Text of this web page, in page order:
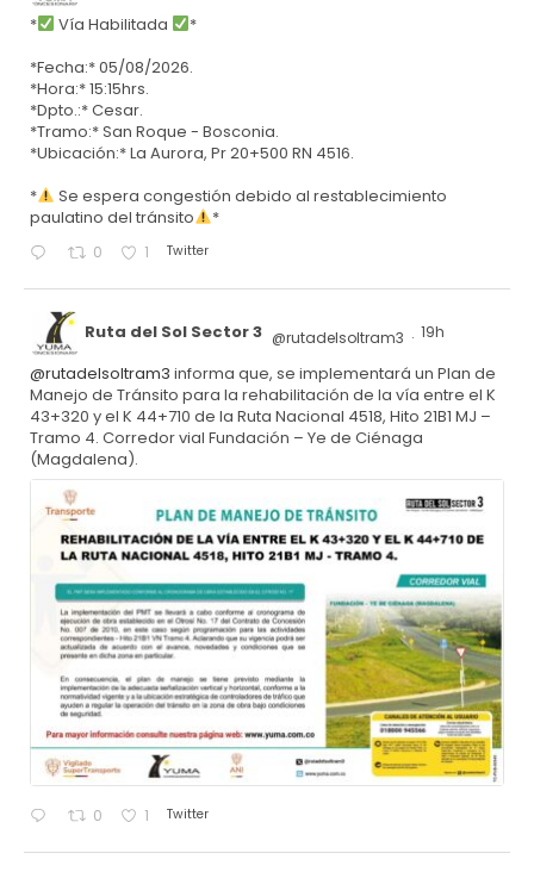
* Vía Habilitada
*
*Fecha:* 05/08/2026.
*Hora:* 15:15hrs.
*Dpto.:* Cesar.
*Tramo:* San Roque - Bosconia.
*Ubicación:* La Aurora, Pr 20+500 RN 4516.
*
Se espera congestión debido al restablecimiento
paulatino del tránsito
*
0 1 Twitter
Ruta del Sol Sector 3 @rutadelsoltram3 · 19h
@rutadelsoltram3 informa que, se implementará un Plan de
Manejo de Tránsito para la rehabilitación de la vía entre el K
43+320 y el K 44+710 de la Ruta Nacional 4518, Hito 21B1 MJ –
Tramo 4. Corredor vial Fundación – Ye de Ciénaga
(Magdalena).
0 1 Twitter